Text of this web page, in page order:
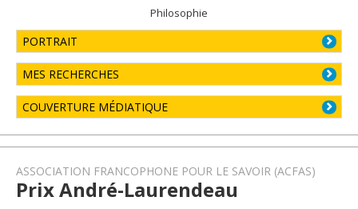
Philosophie
PORTRAIT
MES RECHERCHES
COUVERTURE MÉDIATIQUE
ASSOCIATION FRANCOPHONE POUR LE SAVOIR (ACFAS)
Prix André-Laurendeau